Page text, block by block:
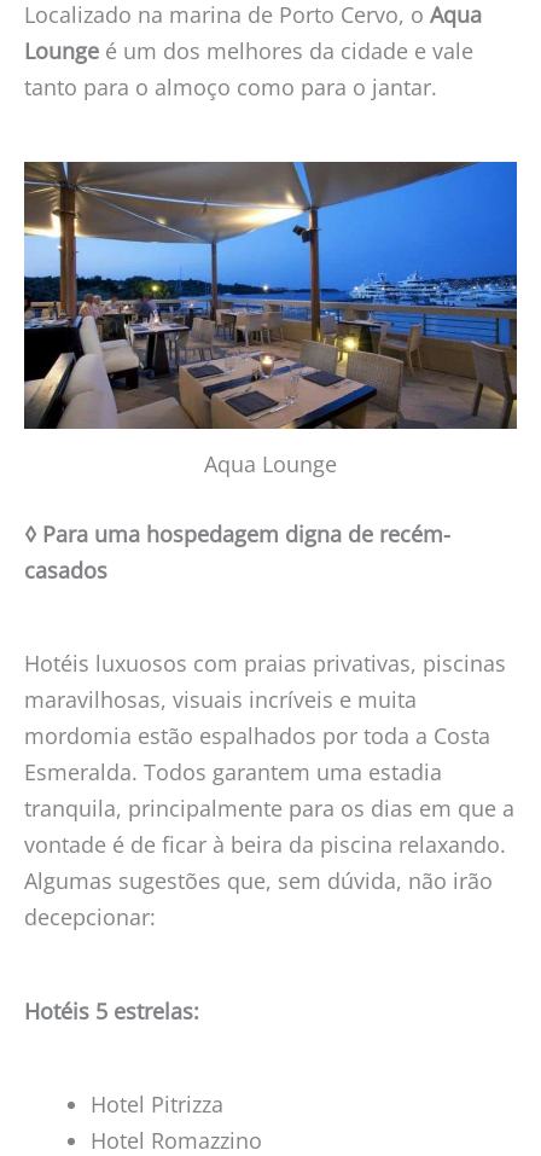
Localizado na marina de Porto Cervo, o Aqua
Lounge é um dos melhores da cidade e vale
tanto para o almoço como para o jantar.
Aqua Lounge
◊ Para uma hospedagem digna de recém-
casados
Hotéis luxuosos com praias privativas, piscinas
maravilhosas, visuais incríveis e muita
mordomia estão espalhados por toda a Costa
Esmeralda. Todos garantem uma estadia
tranquila, principalmente para os dias em que a
vontade é de ficar à beira da piscina relaxando.
Algumas sugestões que, sem dúvida, não irão
decepcionar:
Hotéis 5 estrelas:
Hotel Pitrizza
Hotel Romazzino